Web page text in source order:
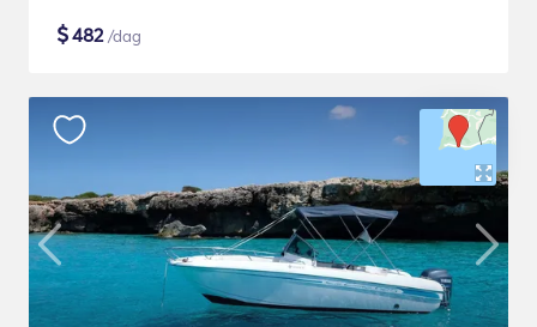
$482/dag